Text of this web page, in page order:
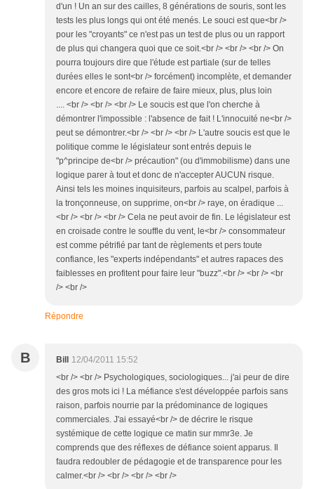
d'un ! Un an sur des cailles, 8 générations de souris, sont les
tests les plus longs qui ont été menés. Le souci est que<br />
pour les "croyants" ce n'est pas un test de plus ou un rapport
de plus qui changera quoi que ce soit.<br /> <br /> <br /> On
pourra toujours dire que l'étude est partiale (sur de telles
durées elles le sont<br /> forcément) incomplète, et demander
encore et encore de refaire de faire mieux, plus, plus loin
.... <br /> <br /> <br /> Le soucis est que l'on cherche à
démontrer l'impossible : l'absence de fait ! L'innocuité ne<br />
peut se démontrer.<br /> <br /> <br /> L'autre soucis est que le
politique comme le législateur sont entrés depuis le
"p^principe de<br /> précaution" (ou d'immobilisme) dans une
logique parer à tout et donc de n'accepter AUCUN risque.
Ainsi tels les moines inquisiteurs, parfois au scalpel, parfois à
la tronçonneuse, on supprime, on<br /> raye, on éradique ...
<br /> <br /> <br /> Cela ne peut avoir de fin. Le législateur est
en croisade contre le souffle du vent, le<br /> consommateur
est comme pétrifié par tant de règlements et pers toute
confiance, les "experts indépendants" et autres rapaces des
faiblesses en profitent pour faire leur "buzz".<br /> <br /> <br
/> <br />
Répondre
B Bill
12/04/2011 15:52
<br /> <br /> Psychologiques, sociologiques... j'ai peur de dire
des gros mots ici ! La méfiance s'est développée parfois sans
raison, parfois nourrie par la prédominance de logiques
commerciales. J'ai essayé<br /> de décrire le risque
systémique de cette logique ce matin sur mmr3e. Je
comprends que des réflexes de défiance soient apparus. Il
faudra redoubler de pédagogie et de transparence pour les
calmer.<br /> <br /> <br /> <br />